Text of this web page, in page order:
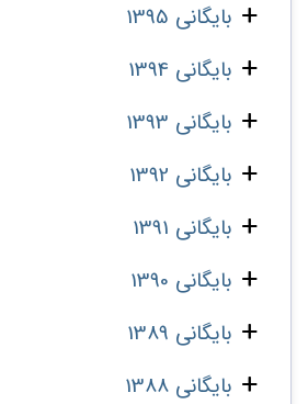
بایگانی 1395
بایگانی 1394
بایگانی 1393
بایگانی 1392
بایگانی 1391
بایگانی 1390
بایگانی 1389
بایگانی 1388